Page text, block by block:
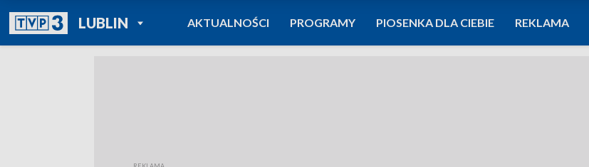
LUBLINPOWRÓT DO
TVP REGIONY
AKTUALNOŚCI PROGRAMY PIOSENKA DLA CIEBIE REKLAMA